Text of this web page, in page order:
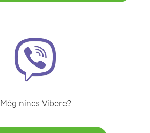
Még nincs Vibere?